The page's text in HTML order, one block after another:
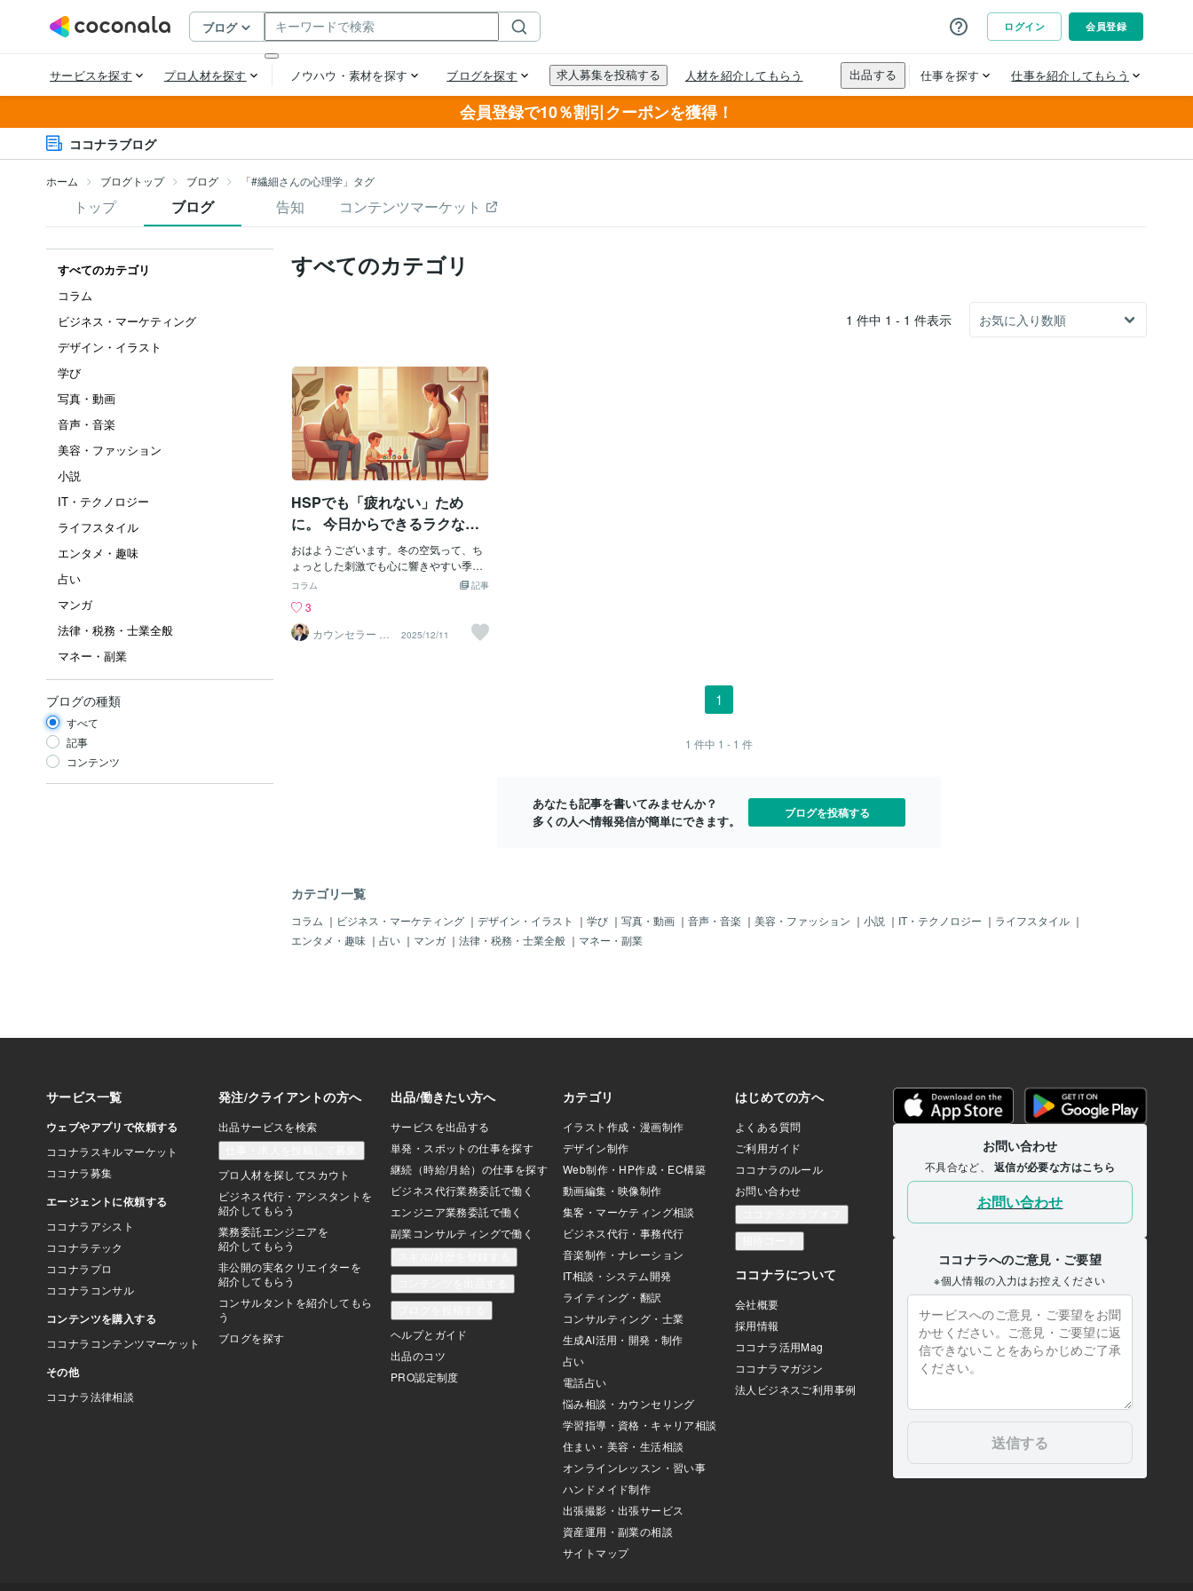
会員登録で10％割引クーポンを獲得！
ココナラブログ
ホーム ブログトップ ブログ 「#繊細さんの心理学」タグ
トップ ブログ 告知 コンテンツマーケット
すべてのカテゴリ
コラム
ビジネス・マーケティング
デザイン・イラスト
学び
写真・動画
音声・音楽
美容・ファッション
小説
IT・テクノロジー
ライフスタイル
エンタメ・趣味
占い
マンガ
法律・税務・士業全般
マネー・副業
ブログの種類
すべて
記事
コンテンツ
すべてのカテゴリ
1 件中 1 - 1 件表示
HSPでも「疲れない」ため
に。 今日からできるラクな生
き方のコツ
おはようございます。冬の空気って、ち
ょっとした刺激でも心に響きやすい季節
ですよね。HSPの方が少しでも気楽に生
した。１ HSPの「疲れやすさ」は欠点
ではないHSP（Highly Sensitive Perso
n）は、刺激に敏感で、情報処理が深いタ
れらは“逃げ”ではありません。自分の特
性に合わせて「環境調整」しているだけ
です。心理学でも、“負荷を低くするこ
と”は重要なセルフケアとされています。
刺激を減らせば、能力は自然と発揮され
帰るこうした小さな境界線が、「自分ら
しさ」を守り、人間関係の疲れを大幅に
減らします。境界線を引くことは冷たい
ことではなく、“自分と相手を大切
記事
コラム
3
カウンセラー ゆ
うすけ
2025/12/11
1
1 件中 1 - 1 件
あなたも記事を書いてみませんか？
多くの人へ情報発信が簡単にできます。
ブログを投稿する
カテゴリ一覧
コラム ｜ ビジネス・マーケティング ｜ デザイン・イラスト ｜ 学び ｜ 写真・動画 ｜ 音声・音楽 ｜ 美容・ファッション ｜ 小説 ｜ IT・テクノロジー ｜ ライフスタイル ｜
エンタメ・趣味 ｜ 占い ｜ マンガ ｜ 法律・税務・士業全般 ｜ マネー・副業